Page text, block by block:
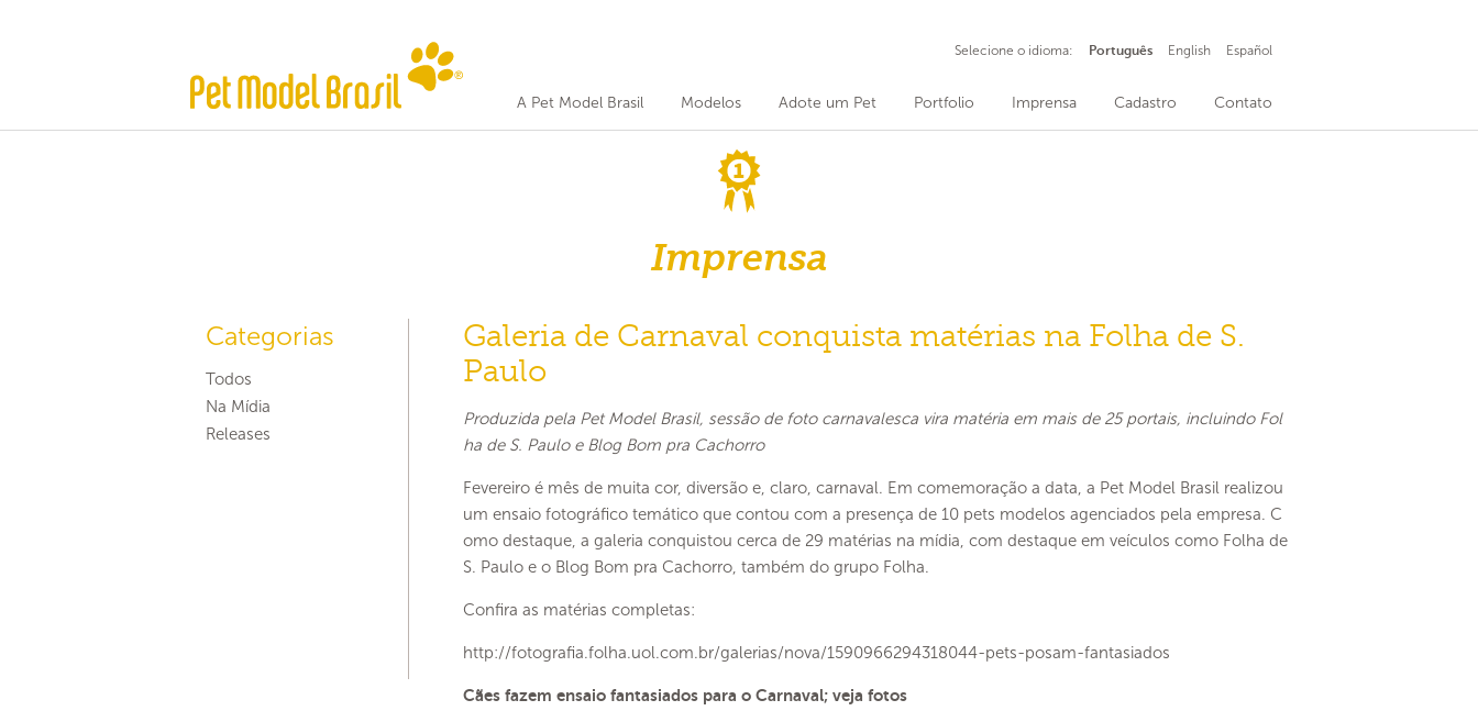
A Pet Model Brasil Modelos Adote um Pet Portfolio Imprensa Cadastro Contato
Selecione o idioma: Português English Español
Imprensa
Categorias
Todos
Na Mídia
Releases
Galeria de Carnaval conquista matérias na Folha de S.
Paulo
Produzida pela Pet Model Brasil, sessão de foto carnavalesca vira matéria em mais de 25 portais, incluindo Fol
ha de S. Paulo e Blog Bom pra Cachorro
Fevereiro é mês de muita cor, diversão e, claro, carnaval. Em comemoração a data, a Pet Model Brasil realizou
um ensaio fotográfico temático que contou com a presença de 10 pets modelos agenciados pela empresa. C
omo destaque, a galeria conquistou cerca de 29 matérias na mídia, com destaque em veículos como Folha de
S. Paulo e o Blog Bom pra Cachorro, também do grupo Folha.
Confira as matérias completas:
http://fotografia.folha.uol.com.br/galerias/nova/1590966294318044-pets-posam-fantasiados
Cães fazem ensaio fantasiados para o Carnaval; veja fotos